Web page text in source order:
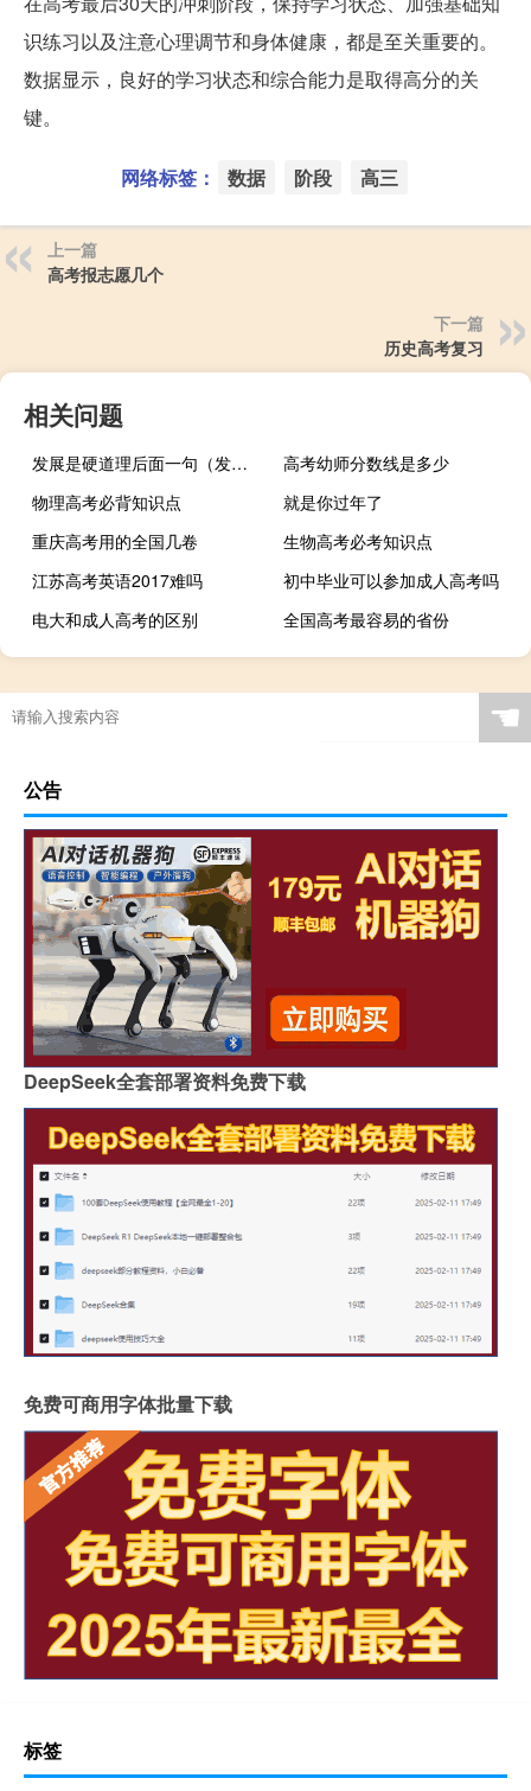
识练习以及注意心理调节和身体健康，都是至关重要的。
数据显示，良好的学习状态和综合能力是取得高分的关
键。
网络标签： 数据 阶段 高三
上一篇
高考报志愿几个
下一篇
历史高考复习
相关问题
发展是硬道理后面一句（发展是硬道理）
高考幼师分数线是多少
物理高考必背知识点
就是你过年了
重庆高考用的全国几卷
生物高考必考知识点
江苏高考英语2017难吗
初中毕业可以参加成人高考吗
电大和成人高考的区别
全国高考最容易的省份
☚
公告
DeepSeek全套部署资料免费下载
免费可商用字体批量下载
标签